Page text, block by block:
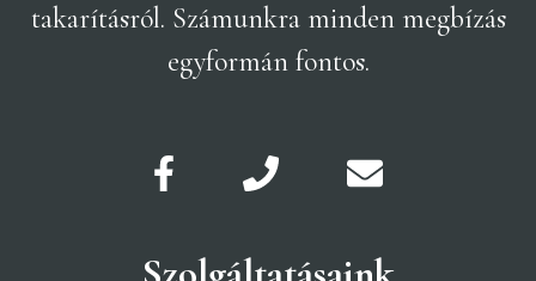
takarításról. Számunkra minden megbízás
egyformán fontos.